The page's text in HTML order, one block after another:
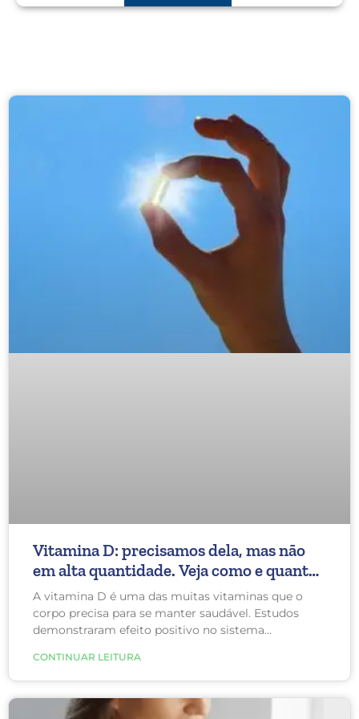
Vitamina D: precisamos dela, mas não
em alta quantidade. Veja como e quanto
você precisa.
A vitamina D é uma das muitas vitaminas que o
corpo precisa para se manter saudável. Estudos
demonstraram efeito positivo no sistema
alguns tipos de câncer. A vitamina D em altas dose
é eficaz para o tratamento de algumas doenças
autoimunes, como a esclerose lateral amiotrófica,
mas não há evidência ainda que melhore a
CONTINUAR LEITURA